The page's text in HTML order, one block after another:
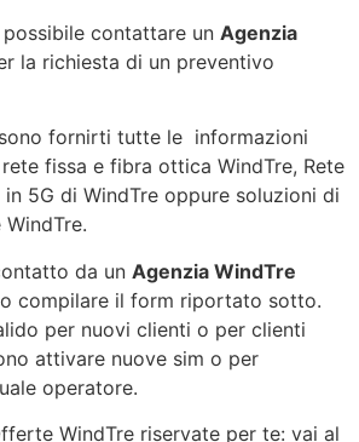
contattare un Agenzia
la richiesta di un preventivo
fornirti tutte le informazioni
fissa e fibra ottica WindTre, Rete
5G di WindTre oppure soluzioni di
da un Agenzia WindTre
compilare il form riportato sotto.
per nuovi clienti o per clienti
attivare nuove sim o per
operatore.
WindTre riservate per te: vai al